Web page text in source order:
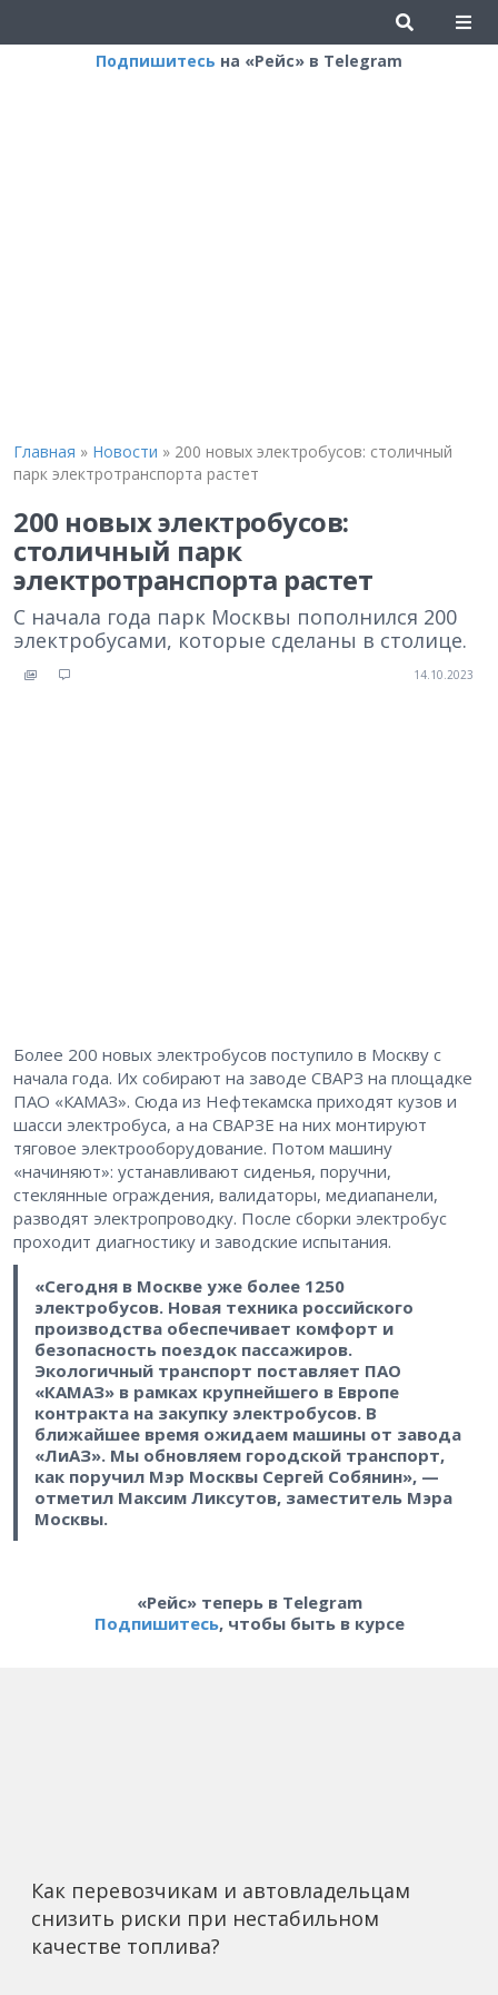
Подпишитесь на «Рейс» в Telegram
Главная » Новости » 200 новых электробусов: столичный
парк электротранспорта растет
200 новых электробусов:
столичный парк
электротранспорта растет
С начала года парк Москвы пополнился 200
электробусами, которые сделаны в столице.
14.10.2023
Более 200 новых электробусов поступило в Москву с
начала года. Их собирают на заводе СВАРЗ на площадке
ПАО «КАМАЗ». Сюда из Нефтекамска приходят кузов и
шасси электробуса, а на СВАРЗЕ на них монтируют
тяговое электрооборудование. Потом машину
«начиняют»: устанавливают сиденья, поручни,
стеклянные ограждения, валидаторы, медиапанели,
разводят электропроводку. После сборки электробус
проходит диагностику и заводские испытания.
«Сегодня в Москве уже более 1250
электробусов. Новая техника российского
производства обеспечивает комфорт и
безопасность поездок пассажиров.
Экологичный транспорт поставляет ПАО
«КАМАЗ» в рамках крупнейшего в Европе
контракта на закупку электробусов. В
ближайшее время ожидаем машины от завода
«ЛиАЗ». Мы обновляем городской транспорт,
как поручил Мэр Москвы Сергей Собянин», —
отметил Максим Ликсутов, заместитель Мэра
Москвы.
«Рейс» теперь в Telegram
Подпишитесь, чтобы быть в курсе
Как перевозчикам и автовладельцам
снизить риски при нестабильном
качестве топлива?